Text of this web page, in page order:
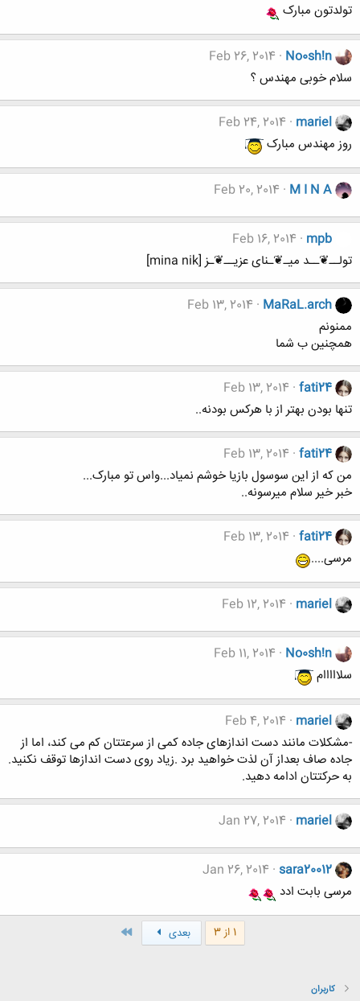
تولدتون مبارک
No0sh!n
Feb 26, 2014
سلام خوبی مهندس ؟
mariel
Feb 24, 2014
روز مهندس مبارک
M I N A
Feb 20, 2014
mpb
Feb 16, 2014
تولــ❦ــد میـ❦ـنای عزیــ❦ـز [mina nik]
MaRaL.arch
Feb 13, 2014
ممنونم
همچنین ب شما
fati24
Feb 13, 2014
تنها بودن بهتر از با هرکس بودنه..
fati24
Feb 13, 2014
من که از این سوسول بازیا خوشم نمیاد...واس تو مبارک...
خبر خیر سلام میرسونه..
fati24
Feb 13, 2014
مرسی....
mariel
Feb 12, 2014
No0sh!n
Feb 11, 2014
سلااااام
mariel
Feb 4, 2014
-مشکلات مانند دست اندازهای جاده کمی از سرعتتان کم می کند، اما از
جاده صاف بعداز آن لذت خواهید برد .زیاد روی دست اندازها توقف نکنید.
به حرکتتان ادامه دهید.
mariel
Jan 27, 2014
sara20012
Jan 26, 2014
مرسی بابت ادد
1 از 3 بعدی
کاربران